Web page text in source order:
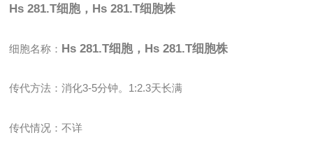
Hs 281.T细胞，Hs 281.T细胞株
细胞名称： Hs 281.T细胞，Hs 281.T细胞株
传代方法：消化3-5分钟。 1:2.3天长满
传代情况：不详